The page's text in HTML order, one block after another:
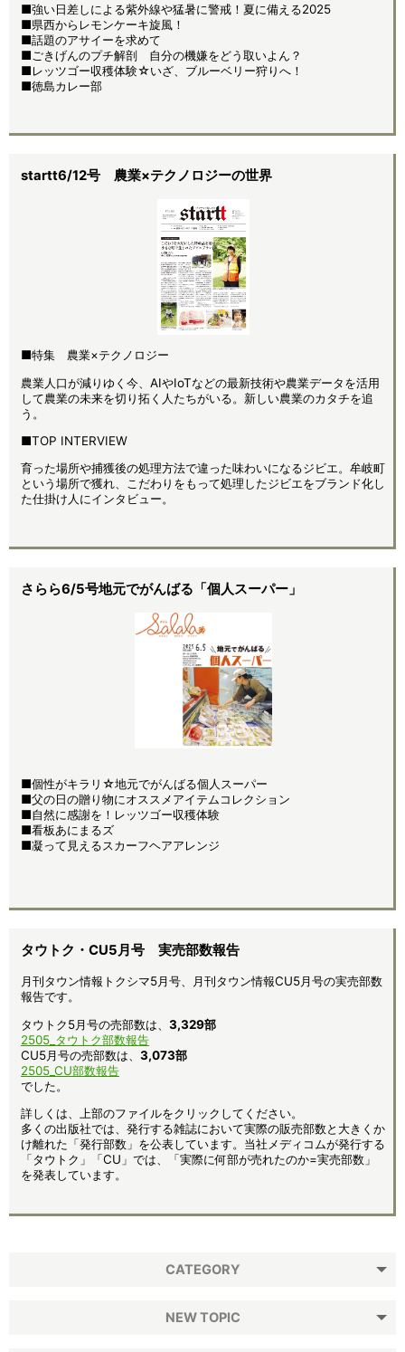
■強い日差しによる紫外線や猛暑に警戒！夏に備える2025
■県西からレモンケーキ旋風！
■話題のアサイーを求めて
■ごきげんのプチ解剖 自分の機嫌をどう取いよん？
■レッツゴー収穫体験☆いざ、ブルーベリー狩りへ！
■徳島カレー部
startt6/12号 農業×テクノロジーの世界
■特集 農業×テクノロジー
農業人口が減りゆく今、AIやIoTなどの最新技術や農業データを活用
して農業の未来を切り拓く人たちがいる。新しい農業のカタチを追
う。
■TOP INTERVIEW
育った場所や捕獲後の処理方法で違った味わいになるジビエ。牟岐町
という場所で獲れ、こだわりをもって処理したジビエをブランド化し
た仕掛け人にインタビュー。
さらら6/5号地元でがんばる「個人スーパー」
■個性がキラリ☆地元でがんばる個人スーパー
■父の日の贈り物にオススメアイテムコレクション
■自然に感謝を！レッツゴー収穫体験
■看板あにまるズ
■凝って見えるスカーフヘアアレンジ
タウトク・CU5月号 実売部数報告
月刊タウン情報トクシマ5月号、月刊タウン情報CU5月号の実売部数
報告です。
タウトク5月号の売部数は、 3,329部
2505_タウトク部数報告
CU5月号の売部数は、 3,073部
2505_CU部数報告
でした。
詳しくは、上部のファイルをクリックしてください。
多くの出版社では、発行する雑誌において実際の販売部数と大きくか
け離れた「発行部数」を公表しています。当社メディコムが発行する
「タウトク」「CU」では、「実際に何部が売れたのか=実売部数」
を発表しています。
CATEGORY
NEW TOPIC